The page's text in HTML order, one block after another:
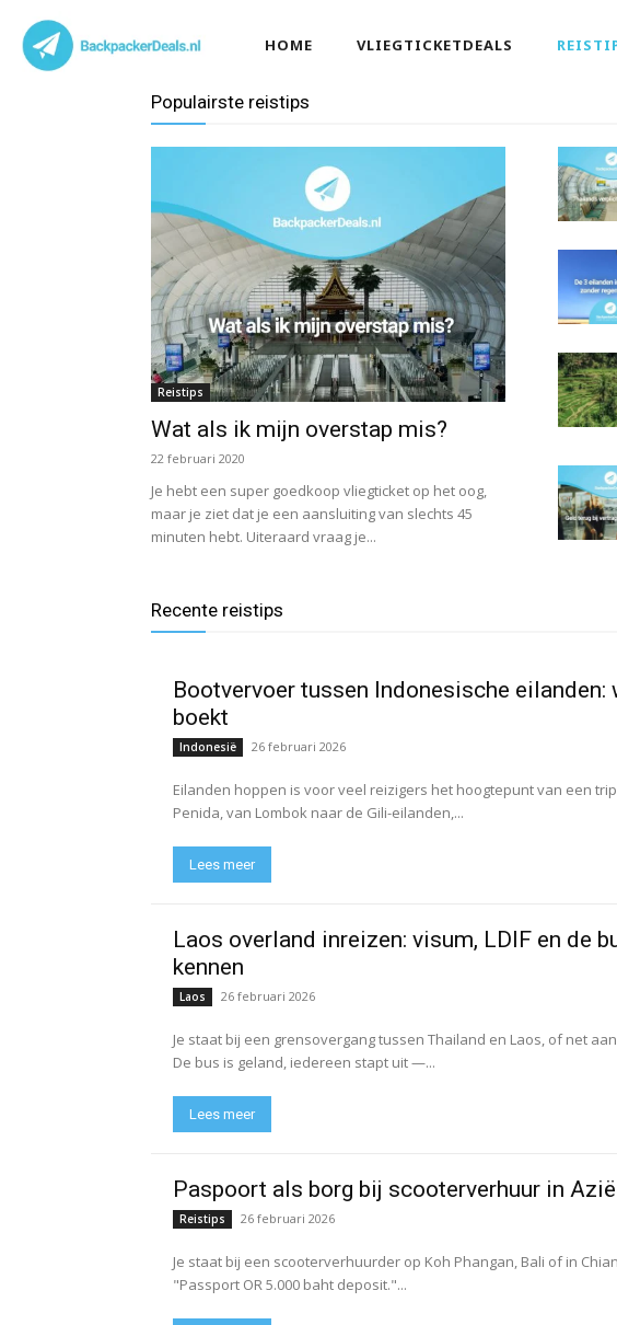
HOME VLIEGTICKETDEALS
Populairste reistips
Reistips
Wat als ik mijn overstap mis?
22 februari 2020
Je hebt een super goedkoop vliegticket op het oog,
maar je ziet dat je een aansluiting van slechts 45
minuten hebt. Uiteraard vraag je...
Recente reistips
Bootvervoer tussen Indonesische
boekt
Indonesië 26 februari 2026
Eilanden hoppen is voor veel reizigers het hoogtepunt van een
Penida, van Lombok naar de Gili-eilanden,...
Lees meer
Laos overland inreizen: visum, LDIF en de
kennen
Laos 26 februari 2026
Je staat bij een grensovergang tussen Thailand en Laos, of net
De bus is geland, iedereen stapt uit —...
Lees meer
Paspoort als borg bij scooterverhuur in Azië
Reistips 26 februari 2026
Je staat bij een scooterverhuurder op Koh Phangan, Bali of in
"Passport OR 5.000 baht deposit."...